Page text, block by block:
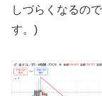
しづらくなるの
す。)